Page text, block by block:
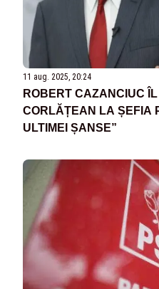
11 aug. 2025, 20:24
ROBERT CAZANCIUC
CORLĂȚEAN LA ȘEFIA
ULTIMEI ȘANSE”